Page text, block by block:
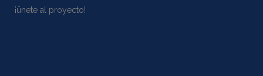
¡ünete al proyecto!